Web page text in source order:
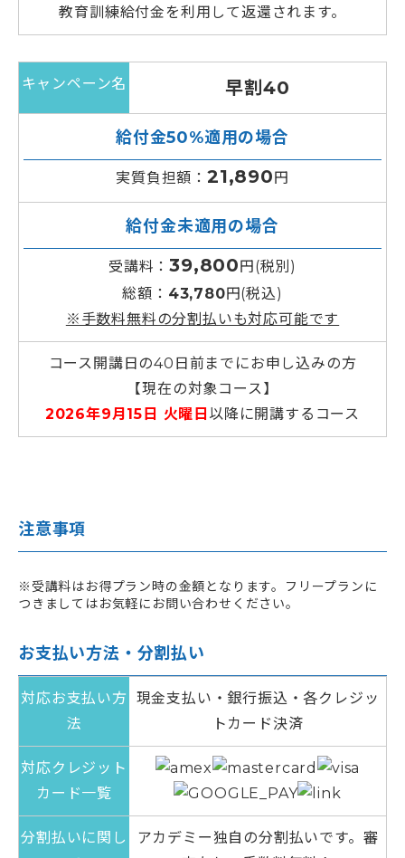
教育訓練給付金を利用して返還されます。
キャンペーン名 早割40
給付金50%適用の場合
実質負担額：21,890 円
給付金未適用の場合
受講料：39,800 円(税別)
総額： 43,780円(税込)
※手数料無料の分割払いも対応可能です
コース開講日の40日前までにお申し込みの方
【現在の対象コース】
2026年9月15日 火曜日 以降に開講するコース
注意事項
※受講料はお得プラン時の金額となります。フリープランに
つきましてはお気軽にお問い合わせください。
お支払い方法・分割払い
対応お支払い方
法
現金支払い・銀行振込・各クレジッ
トカード決済
対応クレジット
カード一覧
分割払いに関し
アカデミー独自の分割払いです。審